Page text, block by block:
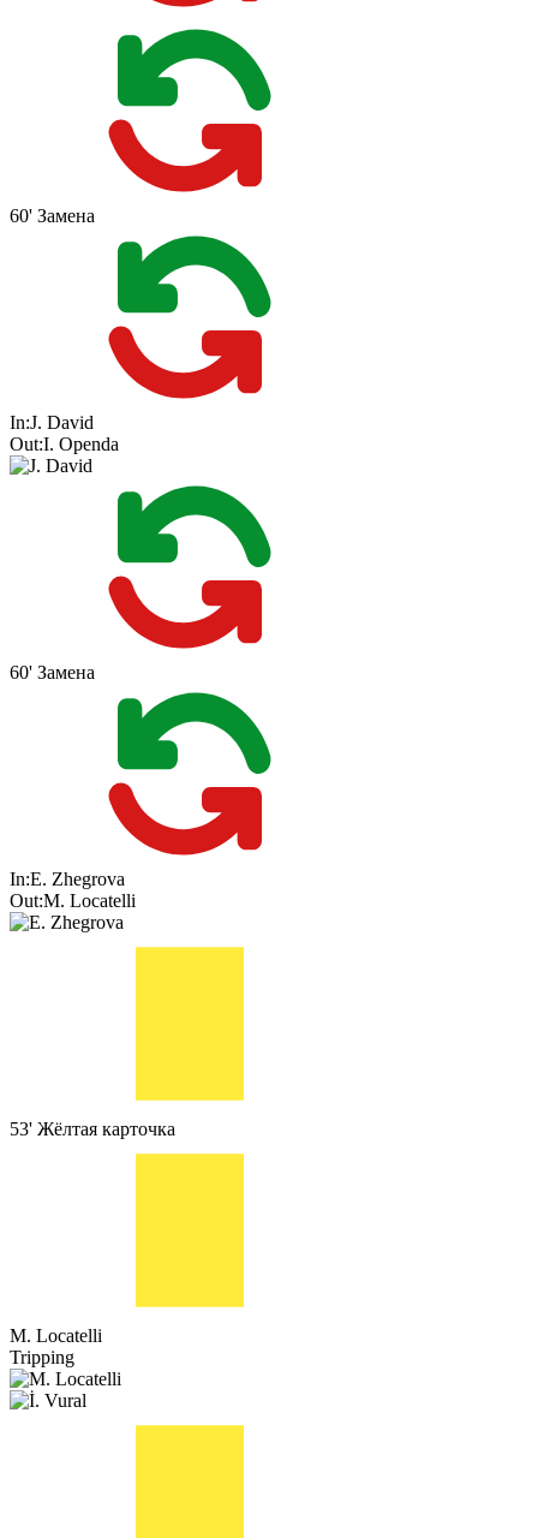
60' Замена
In:J. David
Out:I. Openda
60' Замена
In:E. Zhegrova
Out:M. Locatelli
53' Жёлтая карточка
M. Locatelli
Tripping